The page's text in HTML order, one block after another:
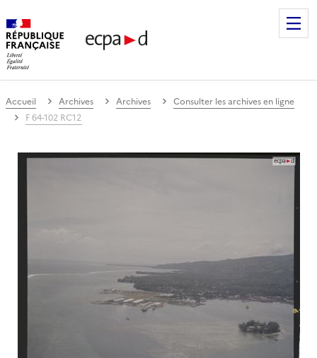
de communication et de production
Accueil Archives Archives
Consulter les archives en ligne
F 64-102 RC12